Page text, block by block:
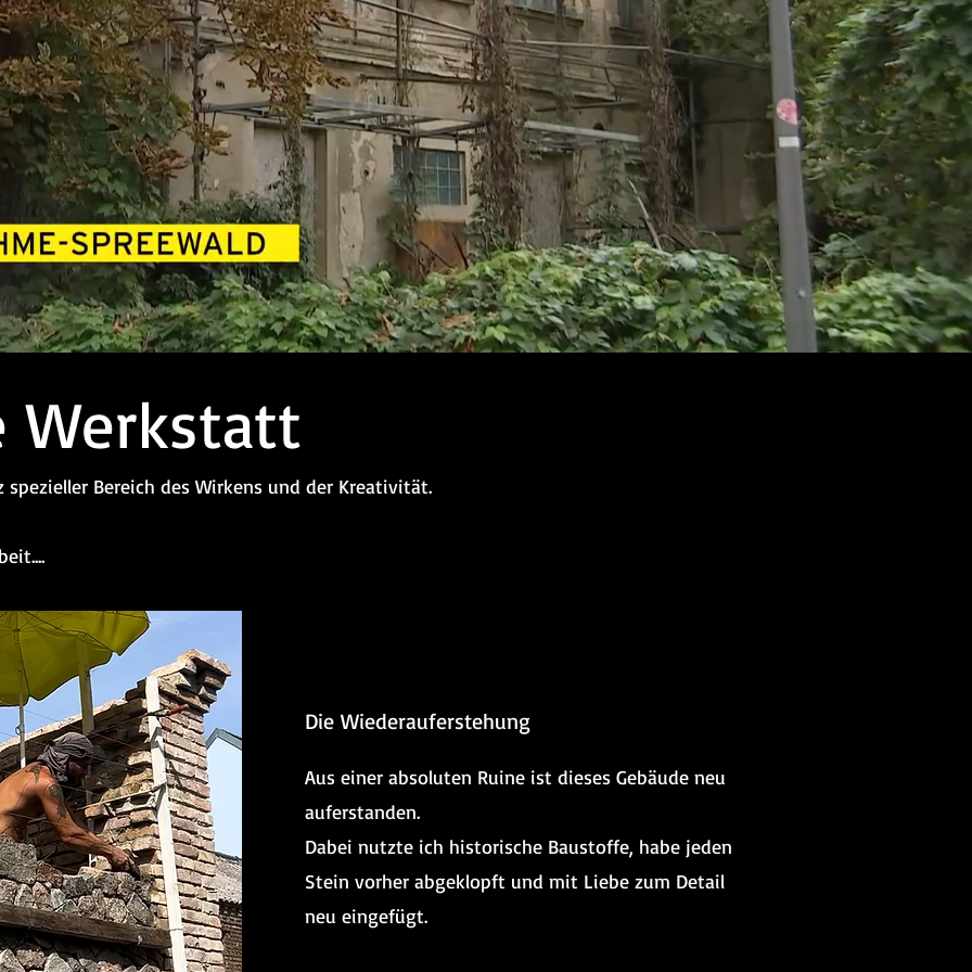
Werkstatt
spezieller Bereich des Wirkens und der Kreativität.
Die Wiederauferstehung
Aus einer absoluten Ruine ist dieses Gebäude neu
auferstanden.
Dabei nutzte ich historische Baustoffe, habe jeden
Stein vorher abgeklopft und mit Liebe zum Detail
neu eingefügt.